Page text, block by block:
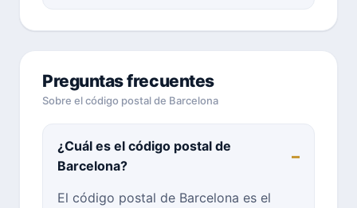
Preguntas frecuentes
Sobre el código postal de Barcelona
¿Cuál es el código postal de
Barcelona?
El código postal de Barcelona es el